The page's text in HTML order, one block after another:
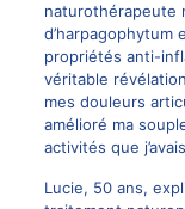
naturothérapeute
propriétés anti-
véritable
mes douleurs
amélioré ma
activités que
Lucie, 50 ans,